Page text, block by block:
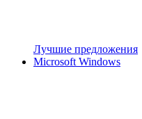
Лучшие предложения
Microsoft Windows